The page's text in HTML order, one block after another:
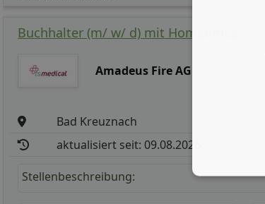
Buchhalter (m/ w/ d) mit Homeoffice
Amadeus Fire AG
Bad Kreuznach
aktualisiert seit: 09.08.2026
Stellenbeschreibung: